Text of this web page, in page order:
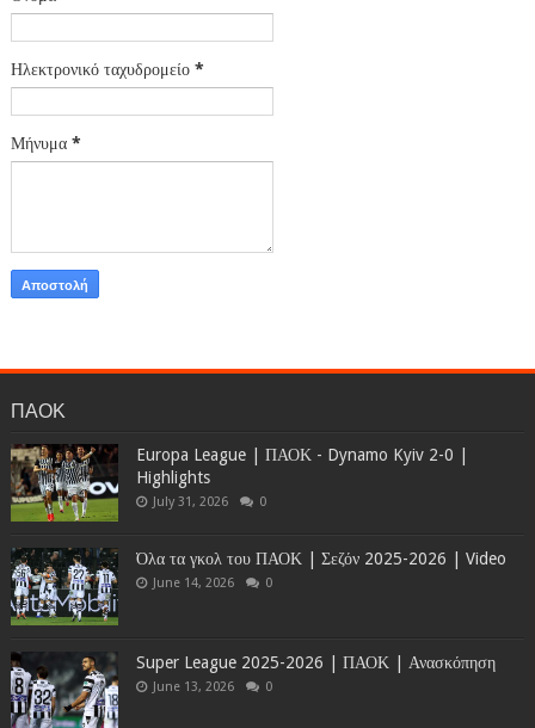
Ηλεκτρονικό ταχυδρομείο *
Μήνυμα *
ΠΑΟΚ
Europa League | ΠΑΟΚ - Dynamo Kyiv 2-0 |
Highlights
July 31, 2026 0
Όλα τα γκολ του ΠΑΟΚ | Σεζόν 2025-2026 | Video
June 14, 2026 0
Super League 2025-2026 | ΠΑΟΚ | Ανασκόπηση
June 13, 2026 0